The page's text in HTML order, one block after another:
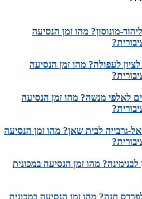
מונוסון? מהו זמן הנסיעה
לעפולה? מהו זמן הנסיעה
לאלפי מנשה? מהו זמן הנסיעה
גרבייה לבית שאן? מהו זמן הנסיעה
מהו זמן הנסיעה במכונית
חנה? מהו זמן הנסיעה במכונית